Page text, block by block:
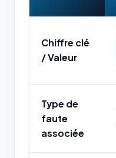
Chiffre clé
/ Valeur
Type de
faute
associée